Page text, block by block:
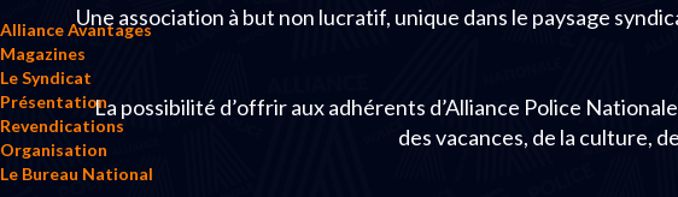
Alliance Avantages
Magazines
Le Syndicat
Présentation
Revendications
Organisation
Le Bureau National
Une association à but non lucratif, unique dans le paysage
La possibilité d’offrir aux adhérents d’Alliance Police
des vacances, de la culture,